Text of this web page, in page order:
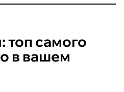
топ самого
в вашем